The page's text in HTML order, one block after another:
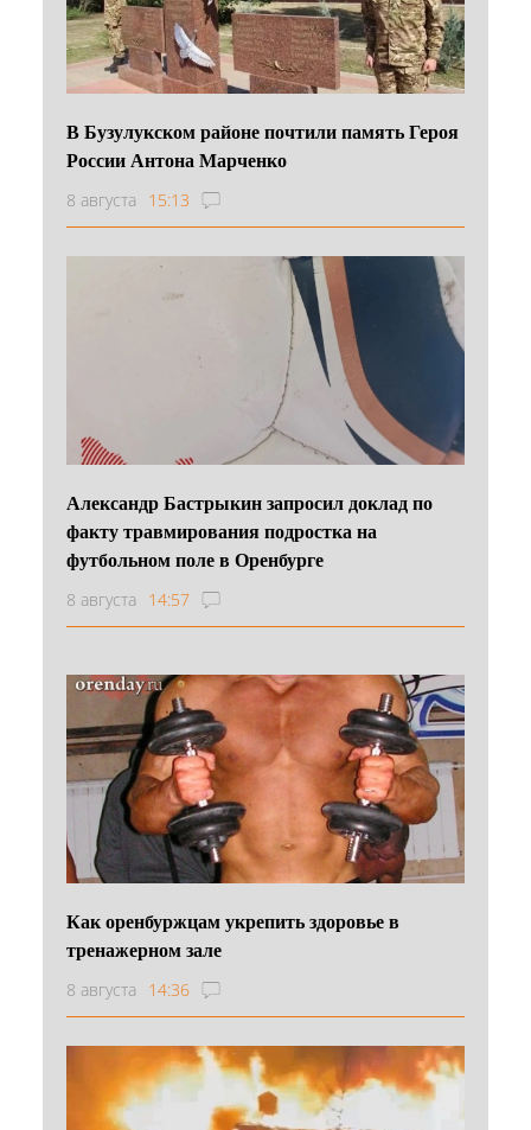
В Бузулукском районе почтили память Героя
России Антона Марченко
8 августа 15:13
Александр Бастрыкин запросил доклад по
факту травмирования подростка на
футбольном поле в Оренбурге
8 августа 14:57
Как оренбуржцам укрепить здоровье в
тренажерном зале
8 августа 14:36